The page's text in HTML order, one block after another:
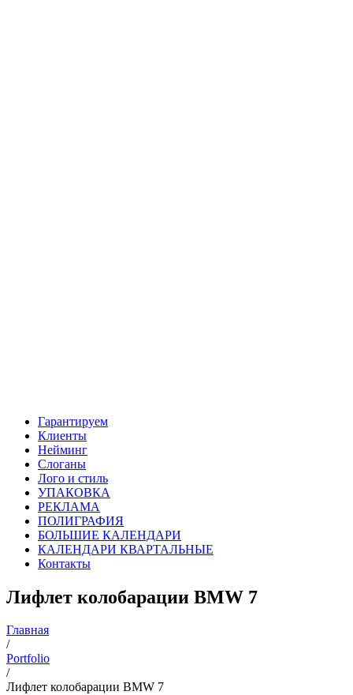
Гарантируем
Клиенты
Нейминг
Слоганы
Лого и стиль
УПАКОВКА
РЕКЛАМА
ПОЛИГРАФИЯ
БОЛЬШИЕ КАЛЕНДАРИ
КАЛЕНДАРИ КВАРТАЛЬНЫЕ
Контакты
Лифлет колобарации BMW 7
Главная
/
Portfolio
/
Лифлет колобарации BMW 7